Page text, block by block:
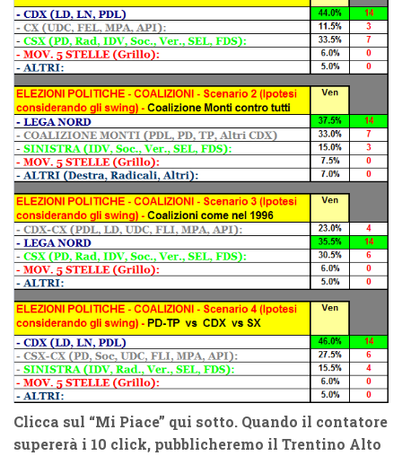
Clicca sul “Mi Piace” qui sotto. Quando il contatore
supererà i 10 click, pubblicheremo il Trentino Alto